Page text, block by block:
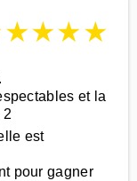
★★★★
et la
2
est
pour gagner